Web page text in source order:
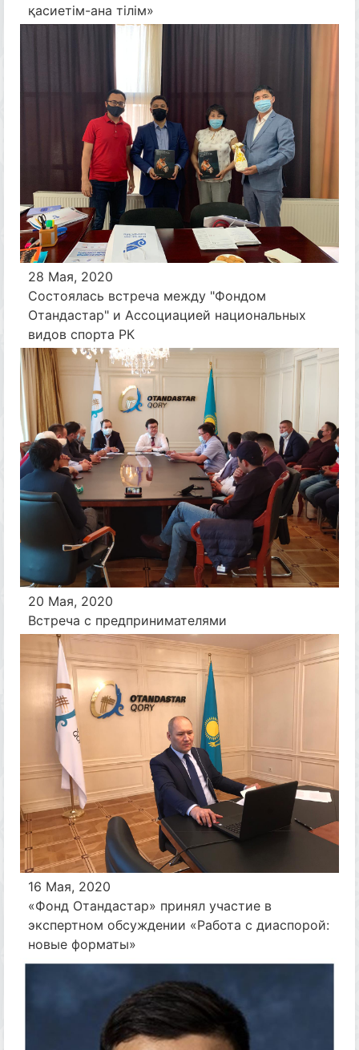
қасиетім-ана тілім»
28 Мая, 2020
Состоялась встреча между "Фондом
Отандастар" и Ассоциацией национальных
видов спорта РК
20 Мая, 2020
Встреча с предпринимателями
16 Мая, 2020
«Фонд Отандастар» принял участие в
экспертном обсуждении «Работа с диаспорой:
новые форматы»